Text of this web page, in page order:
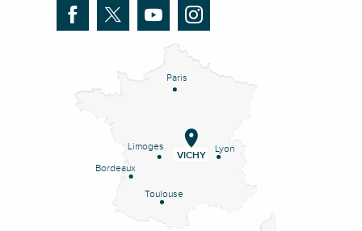
Paris
Lyon
Limoges
Bordeaux
Toulouse
VICHY